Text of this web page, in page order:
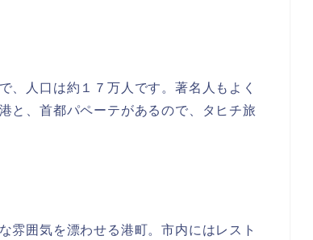
、人口は約１７万人です。著名人もよく
と、首都パペーテがあるので、タヒチ旅
雰囲気を漂わせる港町。市内にはレスト